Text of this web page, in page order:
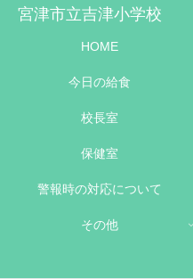
宮津市立吉津小学校
HOME
今日の給食
校長室
保健室
警報時の対応について
その他